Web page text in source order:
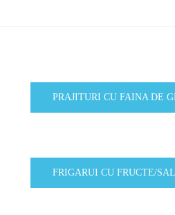
PRAJITURI CU FAINA DE
FRIGARUI CU FRUCTE/